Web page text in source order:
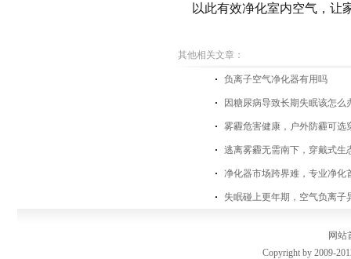
以此有效净化室内空气，让
其他相关文章：
负离子空气净化器有用吗
因糖尿病导致长期失眠该怎么
雾霾危害健康，户外防霾可选
逃离雾霾无需南下，穿戴式生
净化器市场跨界难，专业净化
失眠碰上更年期，空气负离子
网站
Copyright by 2009-